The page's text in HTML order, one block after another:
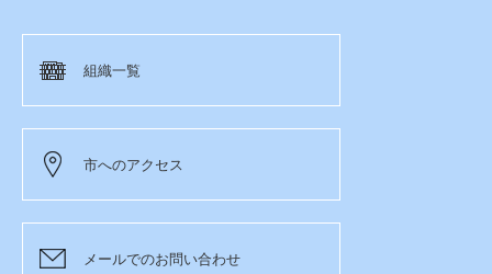
組織一覧
市へのアクセス
メールでのお問い合わせ